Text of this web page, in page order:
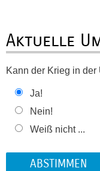
Aktuelle
Kann der Krieg in
Ja!
Nein!
Weiß nicht ...